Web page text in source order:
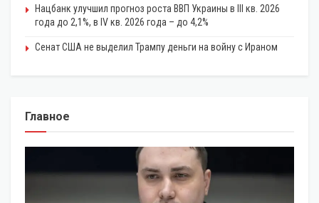
Нацбанк улучшил прогноз роста ВВП Украины в III кв. 2026
года до 2,1%, в IV кв. 2026 года – до 4,2%
Сенат США не выделил Трампу деньги на войну с Ираном
Главное